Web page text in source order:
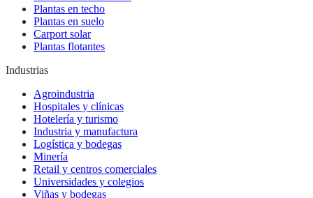
Plantas en techo
Plantas en suelo
Carport solar
Plantas flotantes
Industrias
Agroindustria
Hospitales y clínicas
Hotelería y turismo
Industria y manufactura
Logística y bodegas
Minería
Retail y centros comerciales
Universidades y colegios
Viñas y bodegas